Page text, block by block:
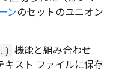
ンのセットのユニオン
機能と組み合わせ
キスト ファイルに保存